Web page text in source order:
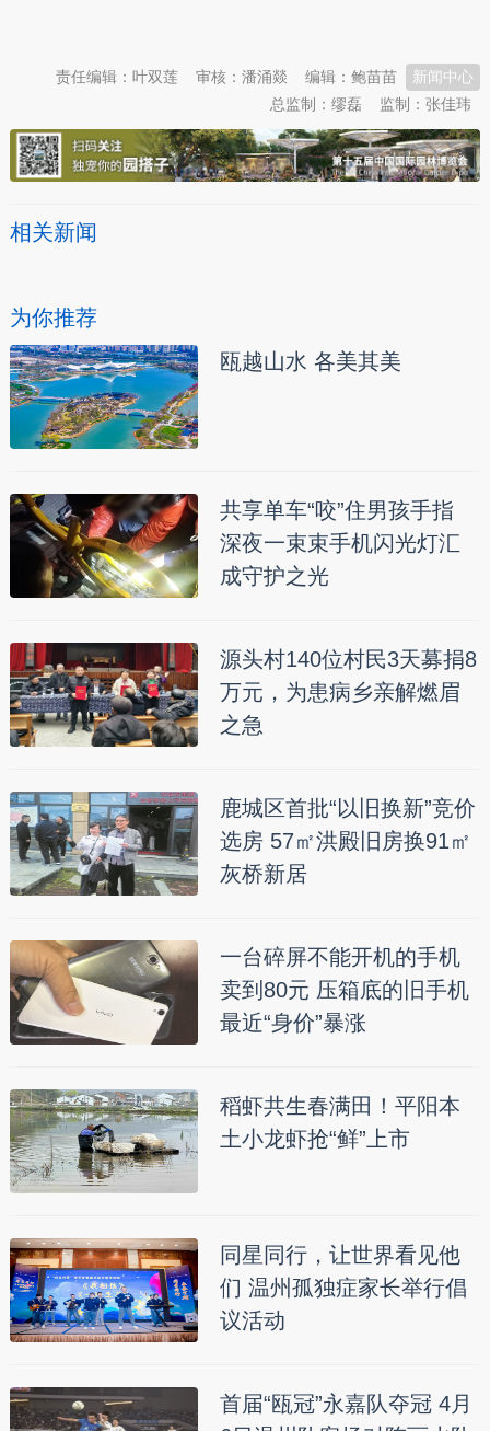
新闻中心
编辑：鲍苗苗
审核：潘涌燚
责任编辑：叶双莲
监制：张佳玮
总监制：缪磊
相关新闻
为你推荐
瓯越山水 各美其美
共享单车“咬”住男孩手指
深夜一束束手机闪光灯汇
成守护之光
源头村140位村民3天募捐8
万元，为患病乡亲解燃眉
之急
鹿城区首批“以旧换新”竞价
选房 57㎡洪殿旧房换91㎡
灰桥新居
一台碎屏不能开机的手机
卖到80元 压箱底的旧手机
最近“身价”暴涨
稻虾共生春满田！平阳本
土小龙虾抢“鲜”上市
同星同行，让世界看见他
们 温州孤独症家长举行倡
议活动
首届“瓯冠”永嘉队夺冠 4月